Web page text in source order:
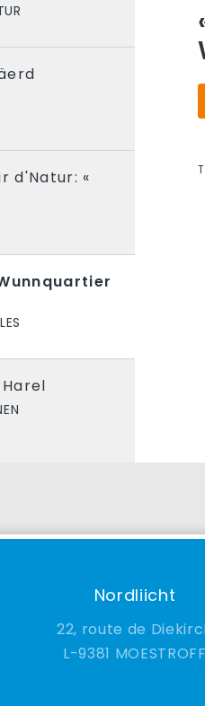
d'Natur: «
Nordliicht
22, route de
9381 MOESTROFF